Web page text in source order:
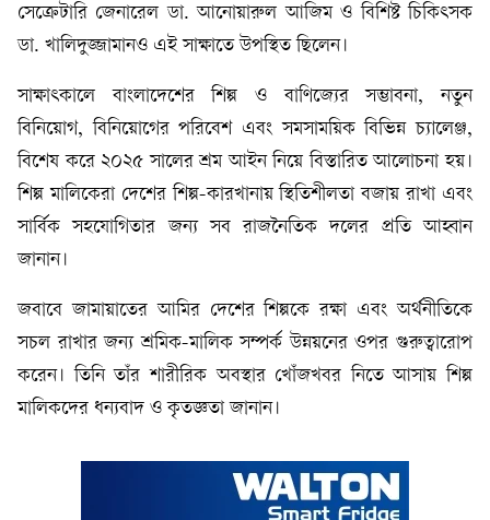
সেক্রেটারি জেনারেল ডা. আনোয়ারুল আজিম ও বিশিষ্ট চিকিৎসক
ডা. খালিদুজ্জামানও এই সাক্ষাতে উপস্থিত ছিলেন।
সাক্ষাৎকালে বাংলাদেশের শিল্প ও বাণিজ্যের সম্ভাবনা, নতুন
বিনিয়োগ, বিনিয়োগের পরিবেশ এবং সমসাময়িক বিভিন্ন চ্যালেঞ্জ,
বিশেষ করে ২০২৫ সালের শ্রম আইন নিয়ে বিস্তারিত আলোচনা হয়।
শিল্প মালিকেরা দেশের শিল্প-কারখানায় স্থিতিশীলতা বজায় রাখা এবং
সার্বিক সহযোগিতার জন্য সব রাজনৈতিক দলের প্রতি আহ্বান
জানান।
জবাবে জামায়াতের আমির দেশের শিল্পকে রক্ষা এবং অর্থনীতিকে
সচল রাখার জন্য শ্রমিক-মালিক সম্পর্ক উন্নয়নের ওপর গুরুত্বারোপ
করেন। তিনি তাঁর শারীরিক অবস্থার খোঁজখবর নিতে আসায় শিল্প
মালিকদের ধন্যবাদ ও কৃতজ্ঞতা জানান।